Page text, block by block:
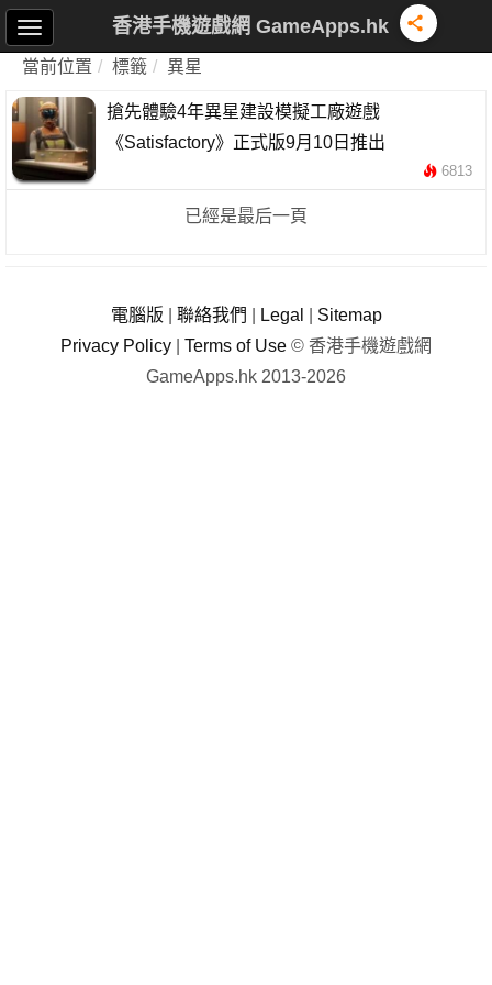
香港手機遊戲網 GameApps.hk
當前位置 標籤 異星
搶先體驗4年異星建設模擬工廠遊戲
《Satisfactory》正式版9月10日推出
6813
已經是最后一頁
電腦版 聯絡我們 Legal
Sitemap
Privacy Policy
Terms of Use © 香港手機遊戲網
GameApps.hk 2013-2026